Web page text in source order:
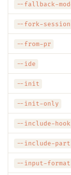
--fallback-
--fork-session
--from-pr
--ide
--init
--init-only
--include-
--include-
--input-format